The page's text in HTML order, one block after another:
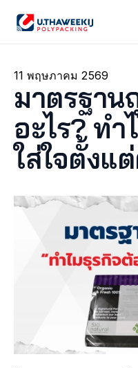
11 พฤษภาคม 2569
มาตรฐาน
อะไร? ท
ใส่ใจตั้งแ